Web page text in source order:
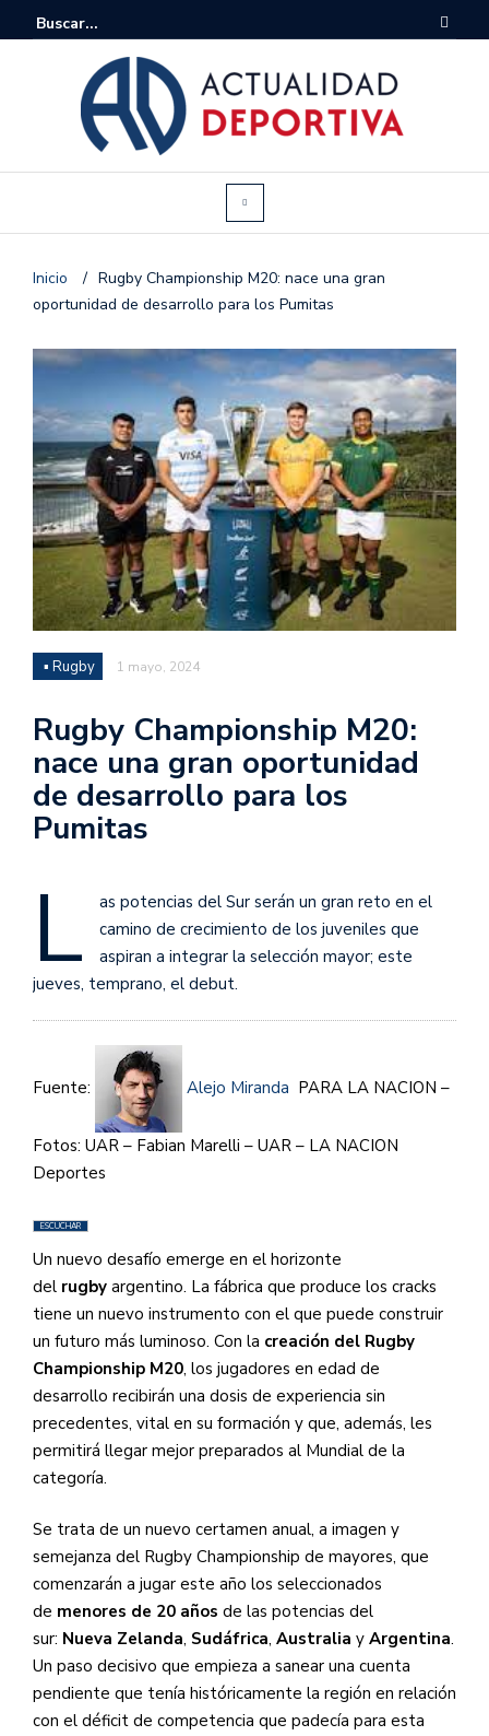
Inicio / Rugby Championship M20: nace una gran
oportunidad de desarrollo para los Pumitas
▪ Rugby 1 mayo, 2024
Rugby Championship M20:
nace una gran oportunidad
de desarrollo para los
Pumitas
L
as potencias del Sur serán un gran reto en el
camino de crecimiento de los juveniles que
aspiran a integrar la selección mayor; este
jueves, temprano, el debut.
Fuente: Alejo Miranda PARA LA NACION –
Fotos: UAR – Fabian Marelli – UAR – LA NACION
Deportes
ESCUCHAR
Un nuevo desafío emerge en el horizonte
del rugby argentino. La fábrica que produce los cracks
tiene un nuevo instrumento con el que puede construir
un futuro más luminoso. Con la creación del Rugby
Championship M20, los jugadores en edad de
desarrollo recibirán una dosis de experiencia sin
precedentes, vital en su formación y que, además, les
permitirá llegar mejor preparados al Mundial de la
categoría.
Se trata de un nuevo certamen anual, a imagen y
semejanza del Rugby Championship de mayores, que
comenzarán a jugar este año los seleccionados
de menores de 20 años de las potencias del
sur: Nueva Zelanda, Sudáfrica, Australia y Argentina.
Un paso decisivo que empieza a sanear una cuenta
pendiente que tenía históricamente la región en relación
con el déficit de competencia que padecía para esta